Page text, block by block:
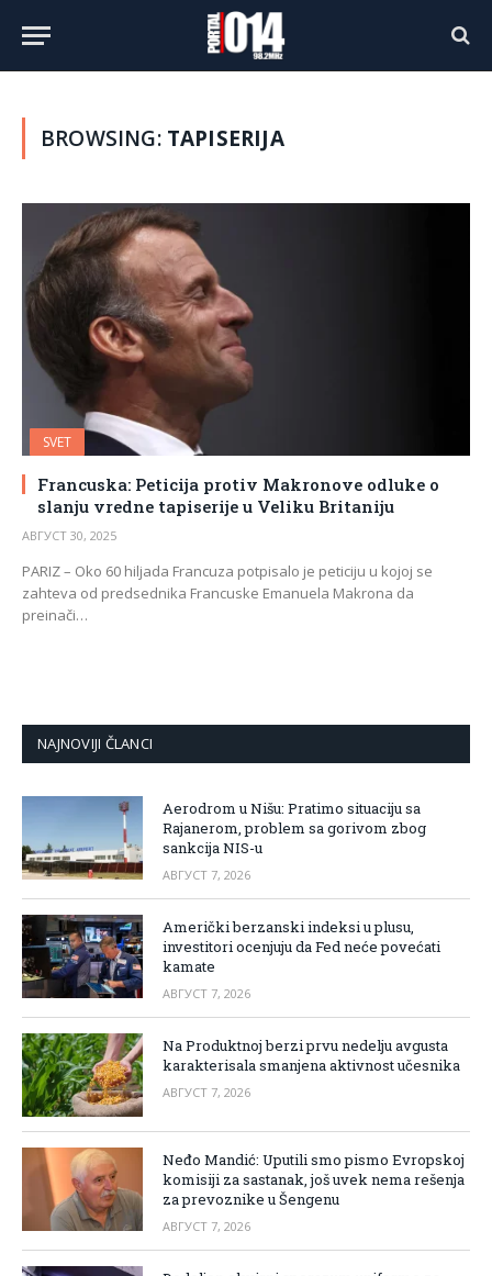
BROWSING: TAPISERIJA
SVET
Francuska: Peticija protiv Makronove odluke o
slanju vredne tapiserije u Veliku Britaniju
АВГУСТ 30, 2025
PARIZ – Oko 60 hiljada Francuza potpisalo je peticiju u kojoj se
zahteva od predsednika Francuske Emanuela Makrona da
preinači…
NAJNOVIJI ČLANCI
Aerodrom u Nišu: Pratimo situaciju sa
Rajanerom, problem sa gorivom zbog
sankcija NIS-u
АВГУСТ 7, 2026
Američki berzanski indeksi u plusu,
investitori ocenjuju da Fed neće povećati
kamate
АВГУСТ 7, 2026
Na Produktnoj berzi prvu nedelju avgusta
karakterisala smanjena aktivnost učesnika
АВГУСТ 7, 2026
Neđo Mandić: Uputili smo pismo Evropskoj
komisiji za sastanak, još uvek nema rešenja
za prevoznike u Šengenu
АВГУСТ 7, 2026